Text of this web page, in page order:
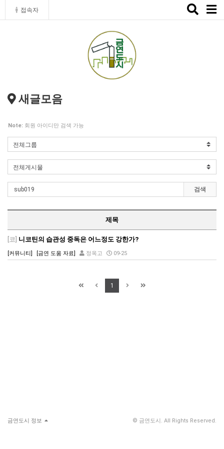
접속자
Toggle
새글모음
Note: 회원 아이디만 검색 가능
검색
제목
[코] 니코틴의 습관성 중독은 어느정도 강한가?
[커뮤니티] [금연 도움 자료] 정옥고 09-25
1
금연도시 정보 © 금연도시. All Rights Reserved.